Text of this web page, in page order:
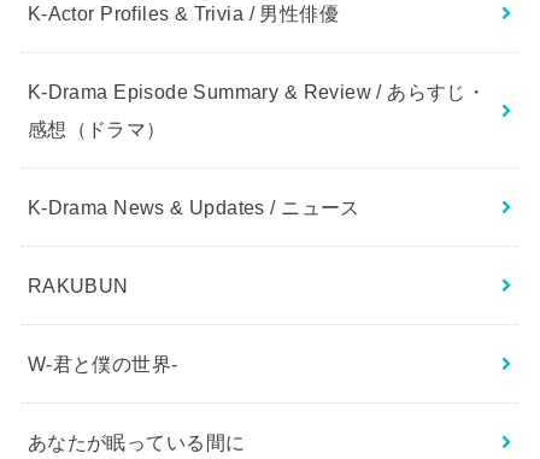
K-Actor Profiles & Trivia / 男性俳優
K-Drama Episode Summary & Review / あらすじ・
感想（ドラマ）
K-Drama News & Updates / ニュース
RAKUBUN
W-君と僕の世界-
あなたが眠っている間に